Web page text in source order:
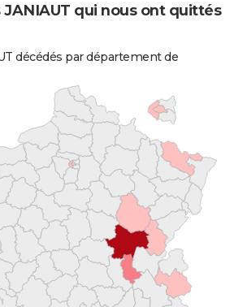
qui nous ont quittés
décédés par département de